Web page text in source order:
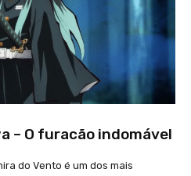
– O furacão indomável
do Vento é um dos mais